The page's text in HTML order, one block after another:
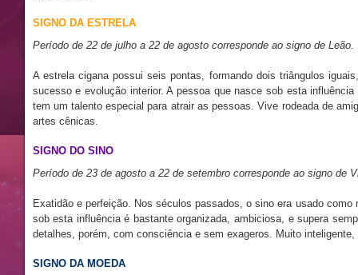
SIGNO DA ESTRELA
Período de 22 de julho a 22 de agosto corresponde ao signo de Leão.
A estrela cigana possui seis pontas, formando dois triângulos
sucesso e evolução interior. A pessoa que nasce sob esta
tem um talento especial para atrair as pessoas. Vive rodeada de
artes cênicas.
SIGNO DO SINO
Período de 23 de agosto a 22 de setembro corresponde ao signo de
Exatidão e perfeição. Nos séculos passados, o sino era usado
sob esta influência é bastante organizada, ambiciosa, e supera
detalhes, porém, com consciência e sem exageros. Muito
SIGNO DA MOEDA